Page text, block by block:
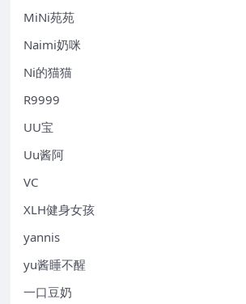
MiNi苑苑
Naimi奶咪
Ni的猫猫
R9999
UU宝
Uu酱阿
VC
XLH健身女孩
yannis
yu酱睡不醒
一口豆奶